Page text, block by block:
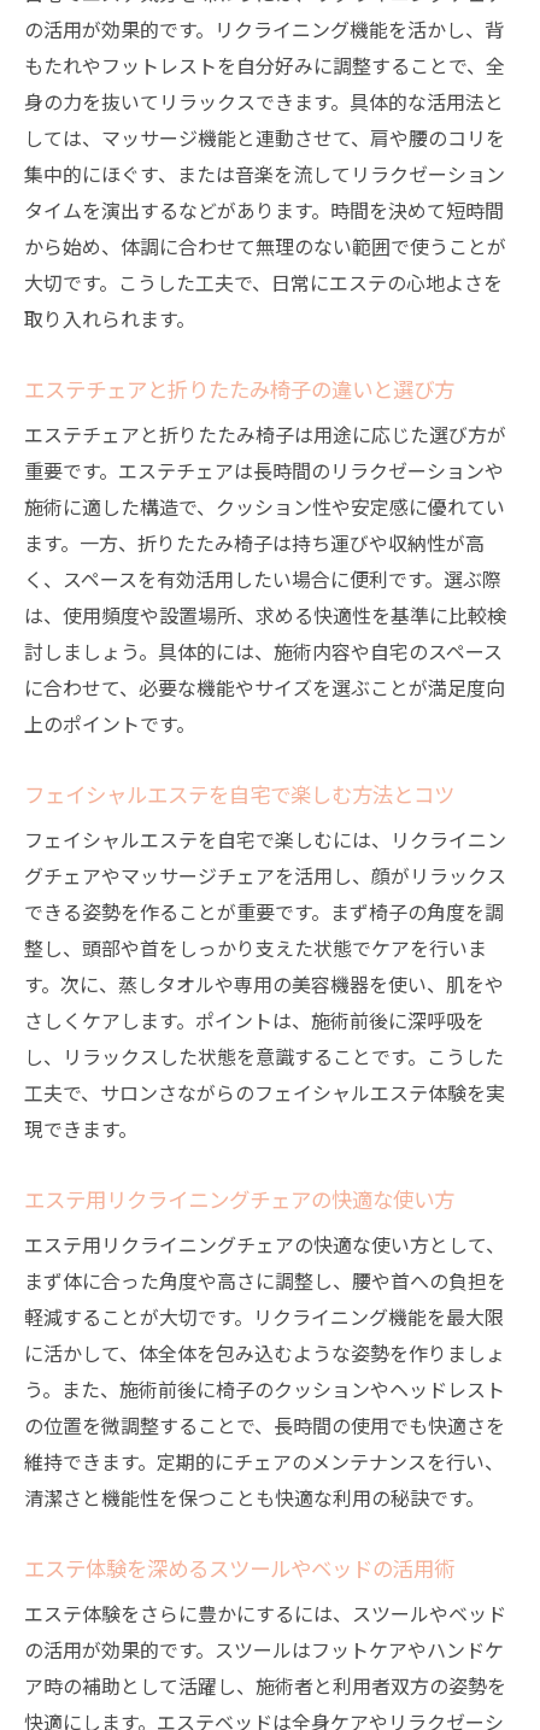
子の魅力
マッサージチェア活用時の注意点と安全性
エステで学ぶマッサージチェアの安全な使
い方
マッサージチェアの禁忌と体調管理の重要
性
エステ気分を損なわないための利用時注意
点
用術
エステチェア利用時に知っておきたいトラ
ブル事例
安全にエステを楽しむための椅子の選択基
準
自宅エステを楽しむための椅子選びの秘訣
エステに適したリクライニングチェアの選
び方
フェイシャルエステ用椅子とスツールの比
較ポイント
エステベッドとリクライニングチェアの特
快適なエステ体験を支える椅子の機能性と
エステ用折りたたみ椅子の利便性と注意点
中古エステチェア選びで失敗しないコツ
体調に合わせたマッサージチェアの使い方
エステの視点で考える体調別チェア利用法
マッサージチェアの禁忌事項と体調管理の
工夫
び方
疲労度に応じたマッサージチェアの活用ポ
イント
体にやさしいエステチェア利用時のアドバ
イス
エステとマッサージチェア併用時の注意点
エステチェアとマッサージチェアの違いを徹底
解説
較
リクライニングチェアがもたらすエステ効
果
施術用チェアと家庭用チェアの違いを知る
エステベッドとチェアの使い分けポイント
の活用が効果的です。リクライニング機能を活かし、背
もたれやフットレストを自分好みに調整することで、全
身の力を抜いてリラックスできます。具体的な活用法と
しては、マッサージ機能と連動させて、肩や腰のコリを
集中的にほぐす、または音楽を流してリラクゼーション
タイムを演出するなどがあります。時間を決めて短時間
から始め、体調に合わせて無理のない範囲で使うことが
大切です。こうした工夫で、日常にエステの心地よさを
取り入れられます。
エステチェアと折りたたみ椅子の違いと選び方
エステチェアと折りたたみ椅子は用途に応じた選び方が
重要です。エステチェアは長時間のリラクゼーションや
施術に適した構造で、クッション性や安定感に優れてい
ます。一方、折りたたみ椅子は持ち運びや収納性が高
く、スペースを有効活用したい場合に便利です。選ぶ際
は、使用頻度や設置場所、求める快適性を基準に比較検
討しましょう。具体的には、施術内容や自宅のスペース
に合わせて、必要な機能やサイズを選ぶことが満足度向
上のポイントです。
フェイシャルエステを自宅で楽しむ方法とコツ
フェイシャルエステを自宅で楽しむには、リクライニン
グチェアやマッサージチェアを活用し、顔がリラックス
できる姿勢を作ることが重要です。まず椅子の角度を調
整し、頭部や首をしっかり支えた状態でケアを行いま
す。次に、蒸しタオルや専用の美容機器を使い、肌をや
さしくケアします。ポイントは、施術前後に深呼吸を
し、リラックスした状態を意識することです。こうした
工夫で、サロンさながらのフェイシャルエステ体験を実
現できます。
エステ用リクライニングチェアの快適な使い方
エステ用リクライニングチェアの快適な使い方として、
まず体に合った角度や高さに調整し、腰や首への負担を
軽減することが大切です。リクライニング機能を最大限
に活かして、体全体を包み込むような姿勢を作りましょ
う。また、施術前後に椅子のクッションやヘッドレスト
の位置を微調整することで、長時間の使用でも快適さを
維持できます。定期的にチェアのメンテナンスを行い、
清潔さと機能性を保つことも快適な利用の秘訣です。
エステ体験を深めるスツールやベッドの活用術
エステ体験をさらに豊かにするには、スツールやベッド
の活用が効果的です。スツールはフットケアやハンドケ
ア時の補助として活躍し、施術者と利用者双方の姿勢を
快適にします。エステベッドは全身ケアやリラクゼーシ